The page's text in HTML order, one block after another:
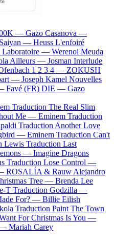
— Gazo Casanova —
Saiyan — Heuss L'enfoiré
Laboratoire — Werenoi Meuda
Ailleurs — Josman Interlude
1 2 3 4 — ZOKUSH
— Joseph Kamel Nouvelles
Favé (FR) DIE — Gazo
Traduction The Real Slim
Me — Eminem Traduction
Traduction Another Love
— Eminem Traduction Can't
Lewis Traduction Last
— Imagine Dragons
Traduction Lose Control —
ROSALÍA & Rauw Alejandro
Tree — Brenda Lee
T Traduction Godzilla —
For? — Billie Eilish
Traduction Paint The Town
For Christmas Is You —
— Mariah Carey